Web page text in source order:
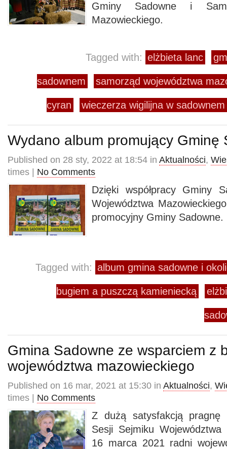
Gminy Sadowne i
Mazowieckiego.
Tagged with: elżbieta lanc
sadownem samorząd województwa
cyran wieczerza wigilijna w sadownem
Wydano album promujący Gminę
Published on 28 sty, 2022 at 18:54 in Aktualności,
times | No Comments
Dzięki współpracy Gminy
Województwa
promocyjny Gminy Sadowne.
Tagged with: album gmina sadowne i
bugiem a puszczą kamieniecką
Gmina Sadowne ze wsparciem z
województwa mazowieckiego
Published on 16 mar, 2021 at 15:30 in Aktualności,
times | No Comments
Z dużą satysfakcją pragnę
Sesji Sejmiku
16 marca 2021 radni